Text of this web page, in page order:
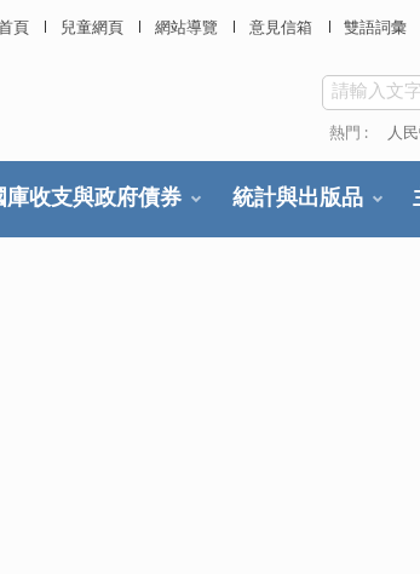
頁 兒童網頁 網站導覽 意見信箱 雙語詞彙
熱門 : 人
庫收支與政府債券 統計與出版品